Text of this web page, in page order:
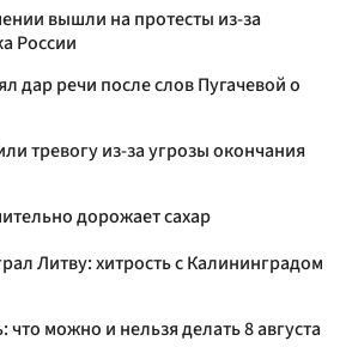
вышли на протесты из-за
России
дар речи после слов Пугачевой о
тревогу из-за угрозы окончания
дорожает сахар
Литву: хитрость с Калининградом
что можно и нельзя делать 8 августа